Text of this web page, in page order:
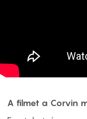
A filmet a Corvin